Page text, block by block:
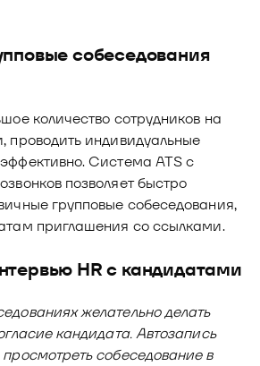
собеседования
количество сотрудников на
проводить индивидуальные
Система ATS с
позволяет быстро
групповые собеседования,
приглашения со ссылками.
HR с кандидатами
желательно делать
кандидата. Автозапись
собеседование в